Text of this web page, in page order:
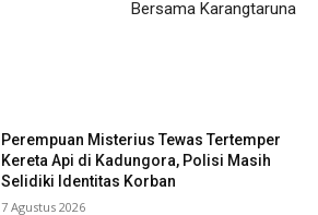
Bersama Karangtaruna
Perempuan Misterius Tewas Tertemper
Kereta Api di Kadungora, Polisi Masih
Selidiki Identitas Korban
7 Agustus 2026